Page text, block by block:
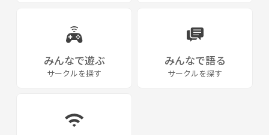
てください。
練習やゲームでは女子や初心者に優しいルールを適用し
※ 参加申込み、質問事項、開催日程についてはＨＰをご覧ください。
みんなで遊ぶ
サークルを探す
みんなで語る
サークルを探す